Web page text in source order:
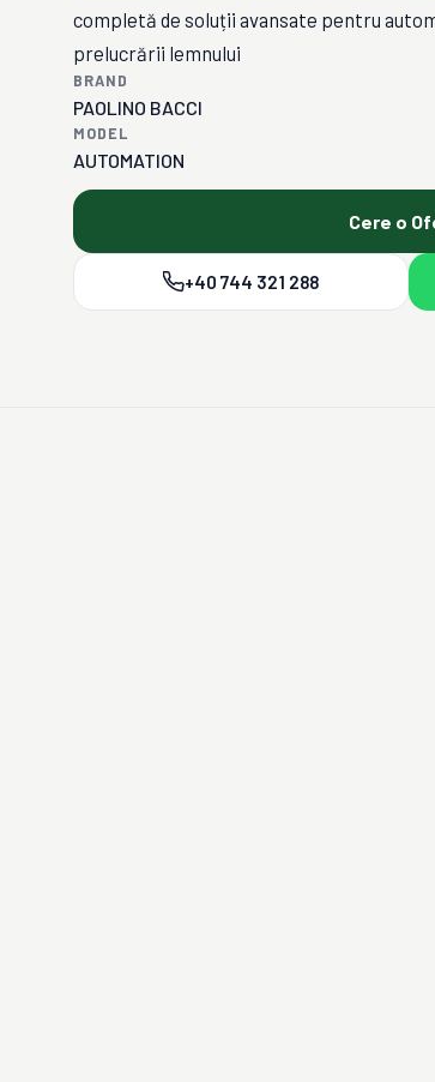
completă de soluții avansate pentru
prelucrării lemnului
BRAND
PAOLINO BACCI
MODEL
AUTOMATION
Cere o
+40 744 321 288